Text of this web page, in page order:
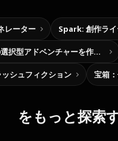
レーター Spark: 創作ラ
自分だけの選択型アドベンチャーを作ろう
ッシュフィクション 宝箱
をもっと探索